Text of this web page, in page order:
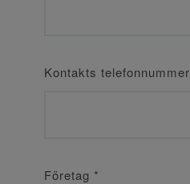
Kontakts telefonnummer
Företag *